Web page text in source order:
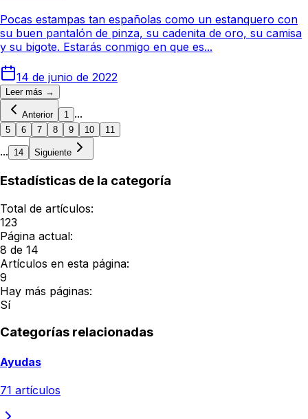
Pocas estampas tan españolas como un estanquero con
su buen pantalón de pinza, su cadenita de oro, su camisa
y su bigote. Estarás conmigo en que es...
14 de junio de 2022
Leer más →
Anterior 1 ...
5 6 7 8 9 10 11
... 14 Siguiente
Estadísticas de la categoría
Total de artículos:
123
Página actual:
8 de 14
Artículos en esta página:
9
Hay más páginas:
Sí
Categorías relacionadas
Ayudas
71 artículos